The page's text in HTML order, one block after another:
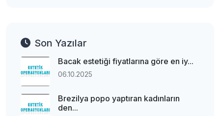
Son Yazılar
Bacak estetiği fiyatlarına göre en iy...
06.10.2025
Brezilya popo yaptıran kadınların
den...